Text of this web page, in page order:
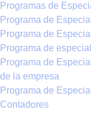
Programas de
Programa de
Programa de
Programa de
Programa de
de la empresa
Programa de
Contadores